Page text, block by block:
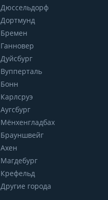
Дюссельдорф
Дортмунд
Бремен
Ганновер
Дуйсбург
Вупперталь
Бонн
Карлсруэ
Аугсбург
Мёнхенгладбах
Брауншвейг
Ахен
Магдебург
Крефельд
Другие города